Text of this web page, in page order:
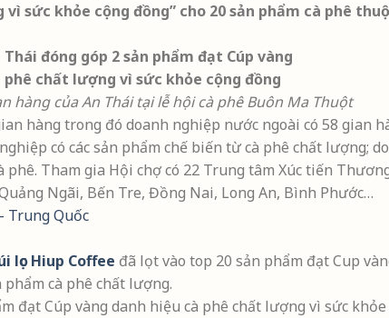
sức khỏe cộng đồng” cho 20 sản phẩm cà phê
hàng của An Thái tại lễ hội cà phê Buôn Ma Thuột
hàng trong đó doanh nghiệp nước ngoài có 58 gian
có các sản phẩm chế biến từ cà phê chất lượng;
phê. Tham gia Hội chợ có 22 Trung tâm Xúc tiến
Ngãi, Bến Tre, Đồng Nai, Long An, Bình Phước…
Trung Quốc
lọc Hiup Coffee đã lọt vào top 20 sản phẩm đạt Cup
cà phê chất lượng.